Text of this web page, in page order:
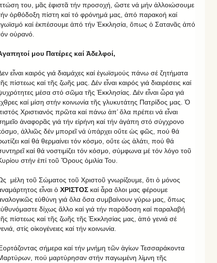
του, μᾶς ἐφιστᾶ τήν προσοχή, ὥστε νά μήν ἀλλοιώσουμε
ὀρθόδοξη πίστη καί τό φρόνημά μας, ἀπό παρακοή καί
καί ἐκπέσουμε ἀπό τήν Ἐκκλησία, ὅπως ὁ Σατανᾶς ἀπό
οὐρανό.
μου Πατέρες καί Ἀδελφοί,
εἶναι καιρός γιά διαμάχες καί ἐγωϊσμούς πάνω σέ ζητήματα
πίστεως καί τῆς ζωῆς μας. Δέν εἶναι καιρός γιά διαιρέσεις καί
μέσα στό σῶμα τῆς Ἐκκλησίας. Δέν εἶναι ὧρα γιά
καί μίση στήν κοινωνία τῆς γλυκυτάτης Πατρίδος μας. Ὁ
Χριστιανός πρῶτα καί πάνω ἀπ’ ὅλα πρέπει νά εἶναι
ἀναφορᾶς γιά τήν εἰρήνη καί τήν ἀγάπη στό σύγχρονο
ἀλλιῶς δέν μπορεῖ νά ὑπάρχει οὔτε ὡς φῶς, πού θά
καί θά θερμαίνει τόν κόσμο, οὔτε ὡς ἁλάτι, πού θά
καί θά νοστιμίζει τόν κόσμο, σύμφωνα μέ τόν λόγο τοῦ
στήν ἐπί τοῦ Ὄρους ὁμιλία Του.
μέλη τοῦ Σώματος τοῦ Χριστοῦ γνωρίζουμε, ὅτι ὁ μόνος
εἶναι ὁ ΧΡΙΣΤΟΣ καί ἆρα ὅλοι μας φέρουμε
εὐθύνη γιά ὅλα ὅσα συμβαίνουν γύρω μας, ὅπως
δίχως ἄλλο καί γιά τήν παράδοση καί παραλαβή
πίστεως καί τῆς ζωῆς τῆς Ἐκκλησίας μας, ἀπό γενιά σέ
στίς οἰκογένειες καί τήν κοινωνία.
σήμερα καί τήν μνήμη τῶν ἁγίων Τεσσαράκοντα
πού μαρτύρησαν στήν παγωμένη λίμνη τῆς